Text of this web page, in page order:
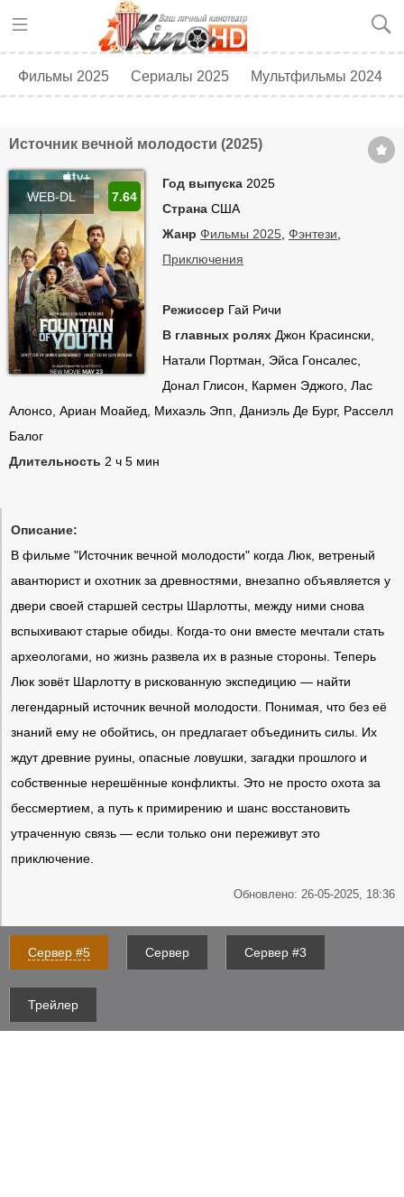
Фильмы 2025 Сериалы 2025 Мультфильмы 2024
Источник вечной молодости (2025)
WEB-DL
Год выпуска 2025
Страна США
Жанр Фильмы 2025 Фэнтези
Приключения
Режиссер Гай Ричи
В главных ролях Джон Красински,
Натали Портман, Эйса Гонсалес,
Донал Глисон, Кармен Эджого, Лас
Алонсо, Ариан Моайед, Михаэль Эпп, Даниэль Де Бург, Расселл
Балог
Длительность 2 ч 5 мин
7.64
Описание:
В фильме "Источник вечной молодости" когда Люк, ветреный
авантюрист и охотник за древностями, внезапно объявляется у
двери своей старшей сестры Шарлотты, между ними снова
вспыхивают старые обиды. Когда-то они вместе мечтали стать
археологами, но жизнь развела их в разные стороны. Теперь
Люк зовёт Шарлотту в рискованную экспедицию — найти
легендарный источник вечной молодости. Понимая, что без её
знаний ему не обойтись, он предлагает объединить силы. Их
ждут древние руины, опасные ловушки, загадки прошлого и
собственные нерешённые конфликты. Это не просто охота за
бессмертием, а путь к примирению и шанс восстановить
утраченную связь — если только они переживут это
приключение.
Обновлено: 26-05-2025, 18:36
Сервер #5 Сервер Сервер #3
Трейлер